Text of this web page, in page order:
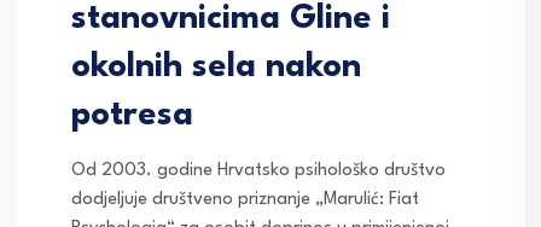
stanovnicima Gline i
okolnih sela nakon
potresa
Od 2003. godine Hrvatsko psihološko društvo
dodjeljuje društveno priznanje „Marulić: Fiat